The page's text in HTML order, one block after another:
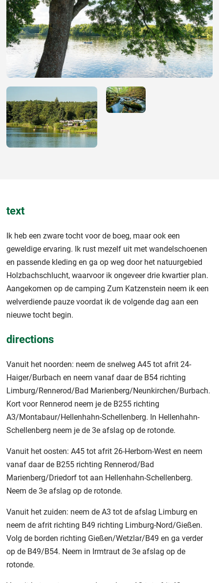
text
Ik heb een zware tocht voor de boeg, maar ook een
geweldige ervaring. Ik rust mezelf uit met wandelschoenen
en passende kleding en ga op weg door het natuurgebied
Holzbachschlucht, waarvoor ik ongeveer drie kwartier plan.
Aangekomen op de camping Zum Katzenstein neem ik een
welverdiende pauze voordat ik de volgende dag aan een
nieuwe tocht begin.
directions
Vanuit het noorden: neem de snelweg A45 tot afrit 24-
Haiger/Burbach en neem vanaf daar de B54 richting
Limburg/Rennerod/Bad Marienberg/Neunkirchen/Burbach.
Kort voor Rennerod neem je de B255 richting
A3/Montabaur/Hellenhahn-Schellenberg. In Hellenhahn-
Schellenberg neem je de 3e afslag op de rotonde.
Vanuit het oosten: A45 tot afrit 26-Herborn-West en neem
vanaf daar de B255 richting Rennerod/Bad
Marienberg/Driedorf tot aan Hellenhahn-Schellenberg.
Neem de 3e afslag op de rotonde.
Vanuit het zuiden: neem de A3 tot de afslag Limburg en
neem de afrit richting B49 richting Limburg-Nord/Gießen.
Volg de borden richting Gießen/Wetzlar/B49 en ga verder
op de B49/B54. Neem in Irmtraut de 3e afslag op de
rotonde.